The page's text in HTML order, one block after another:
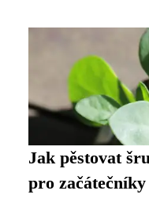
Jak pěstovat
pro začátečníky